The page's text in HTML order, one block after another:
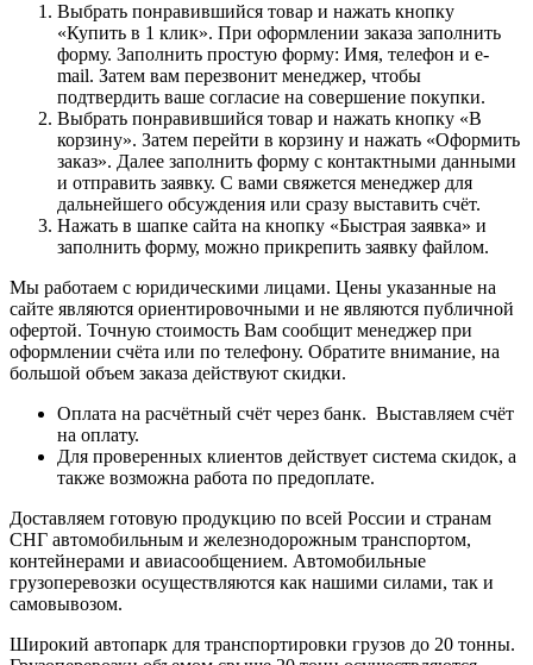
Выбрать понравившийся товар и нажать кнопку
«Купить в 1 клик». При оформлении заказа заполнить
форму. Заполнить простую форму: Имя, телефон и e-
mail. Затем вам перезвонит менеджер, чтобы
подтвердить ваше согласие на совершение покупки.
Выбрать понравившийся товар и нажать кнопку «В
корзину». Затем перейти в корзину и нажать «Оформить
заказ». Далее заполнить форму с контактными данными
и отправить заявку. С вами свяжется менеджер для
дальнейшего обсуждения или сразу выставить счёт.
Нажать в шапке сайта на кнопку «Быстрая заявка» и
заполнить форму, можно прикрепить заявку файлом.
Мы работаем с юридическими лицами. Цены указанные на
сайте являются ориентировочными и не являются публичной
офертой. Точную стоимость Вам сообщит менеджер при
оформлении счёта или по телефону. Обратите внимание, на
большой объем заказа действуют скидки.
Оплата на расчётный счёт через банк. Выставляем счёт
на оплату.
Для проверенных клиентов действует система скидок, а
также возможна работа по предоплате.
Доставляем готовую продукцию по всей России и странам
СНГ автомобильным и железнодорожным транспортом,
контейнерами и авиасообщением. Автомобильные
грузоперевозки осуществляются как нашими силами, так и
самовывозом.
Широкий автопарк для транспортировки грузов до 20 тонны.